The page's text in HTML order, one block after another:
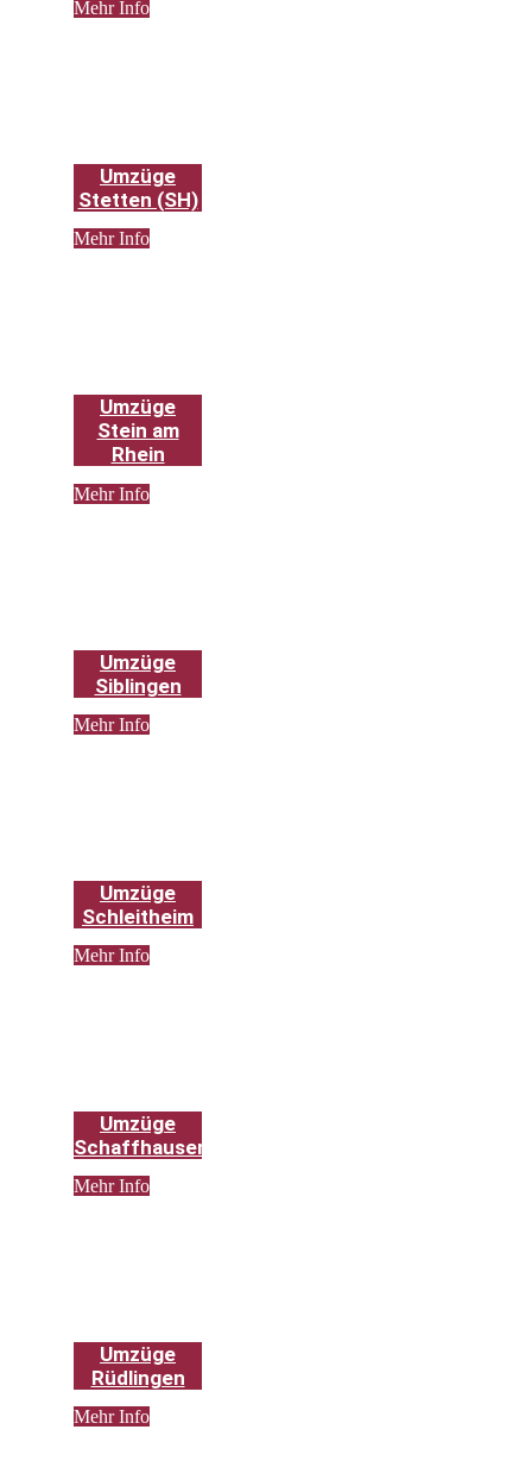
Mehr Info
Umzüge
Stetten (SH)
Mehr Info
Umzüge
Stein am
Rhein
Mehr Info
Umzüge
Siblingen
Mehr Info
Umzüge
Schleitheim
Mehr Info
Umzüge
Schaffhausen
Mehr Info
Umzüge
Rüdlingen
Mehr Info